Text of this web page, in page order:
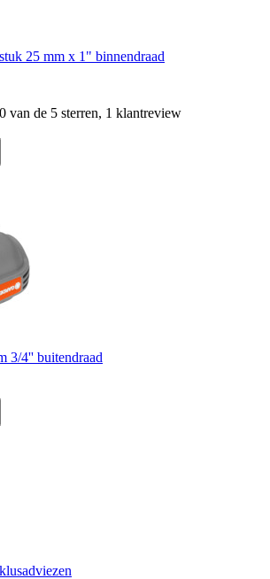
25 mm x 1" binnendraad
van de 5 sterren, 1 klantreview
3/4'' buitendraad
klusadviezen